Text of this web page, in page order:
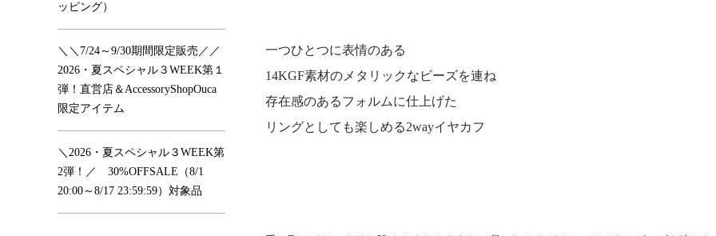
一つひとつに表情のある
14KGF素材のメタリックなビーズを連ね
存在感のあるフォルムに仕上げた
リングとしても楽しめる2wayイヤカフ
ッピング）
＼＼7/24～9/30期間限定販売／／
2026・夏スペシャル３WEEK第１
弾！直営店＆AccessoryShopOuca
限定アイテム
＼2026・夏スペシャル３WEEK第
2弾！／ 30%OFFSALE（8/1
20:00～8/17 23:59:59）対象品